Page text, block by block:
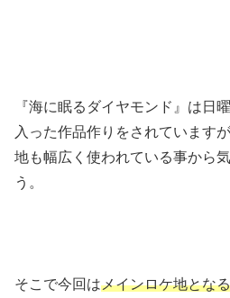
『海に眠るダイヤモンド』は日
入った作品作りをされています
地も幅広く使われている事から
う。
そこで今回はメインロケ地とな